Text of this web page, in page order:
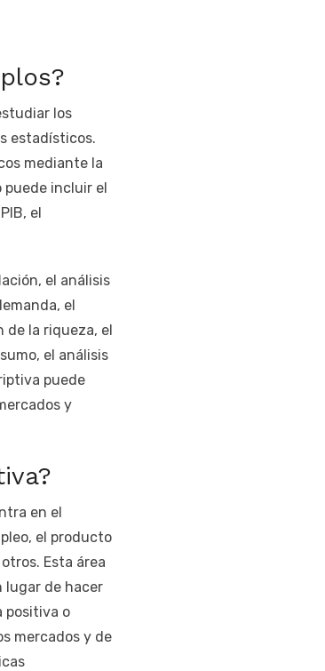
los
estadísticos.
mediante la
puede incluir el
el
el análisis
el
de la riqueza, el
el análisis
puede
y
en el
el producto
Esta área
lugar de hacer
positiva o
mercados y de